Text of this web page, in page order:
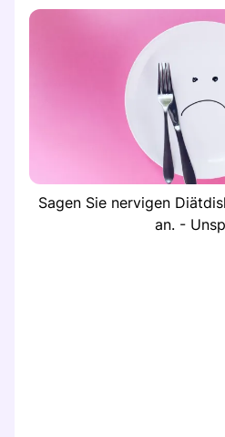
Sagen Sie nervigen
an. -